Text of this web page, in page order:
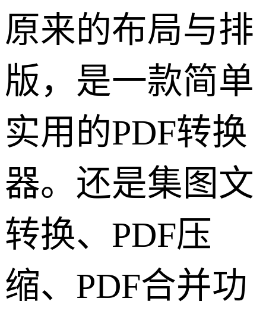
原来的布局与排
版，是一款简单
实用的PDF转换
器。还是集图文
转换、PDF压
缩、PDF合并功